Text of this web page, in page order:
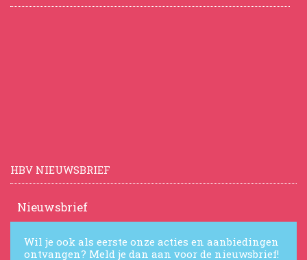
HBV NIEUWSBRIEF
Nieuwsbrief
Wil je ook als eerste onze acties en aanbiedingen
ontvangen? Meld je dan aan voor de nieuwsbrief!